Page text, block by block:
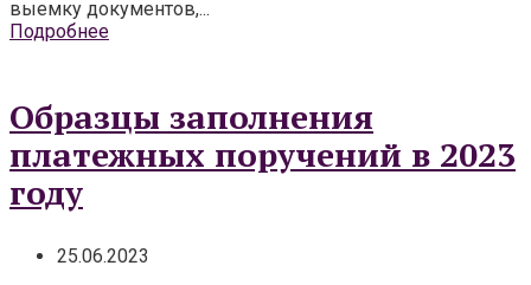
выемку документов,...
Подробнее
Образцы заполнения
платежных поручений в 2023
году
25.06.2023